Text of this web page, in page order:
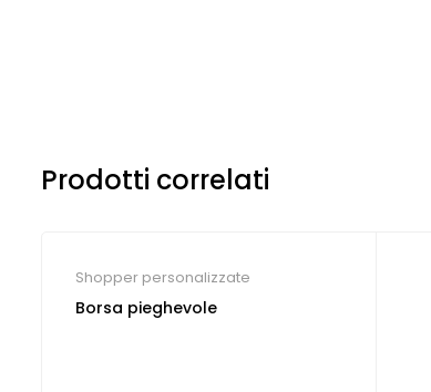
Prodotti correlati
Shopper personalizzate
Borsa pieghevole